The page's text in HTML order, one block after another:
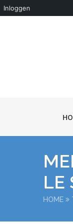
Inloggen
LE
HOME